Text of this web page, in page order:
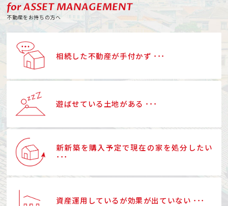
for ASSET MANAGEMENT
不動産をお持ちの方へ
相続した不動産が手付かず ･･･
遊ばせている土地がある ･･･
新新築を購入予定で現在の家を処分したい
･･･
資産運用しているが効果が出ていない ･･･